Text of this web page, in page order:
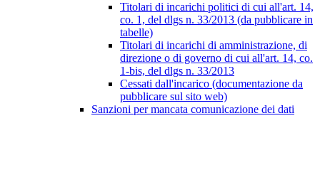
Titolari di incarichi politici di cui all'art. 14,
co. 1, del dlgs n. 33/2013 (da pubblicare in
tabelle)
Titolari di incarichi di amministrazione, di
direzione o di governo di cui all'art. 14, co.
1-bis, del dlgs n. 33/2013
Cessati dall'incarico (documentazione da
pubblicare sul sito web)
Sanzioni per mancata comunicazione dei dati